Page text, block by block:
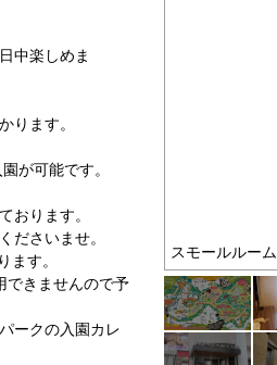
中楽しめま
ります。
が可能です。
おります。
ださいませ。
ます。
できませんので予
ークの入園カレ
スモールルーム